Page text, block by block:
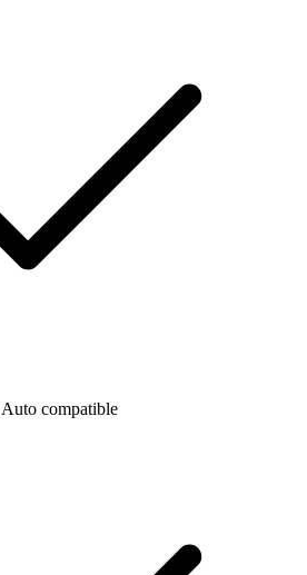
compatible